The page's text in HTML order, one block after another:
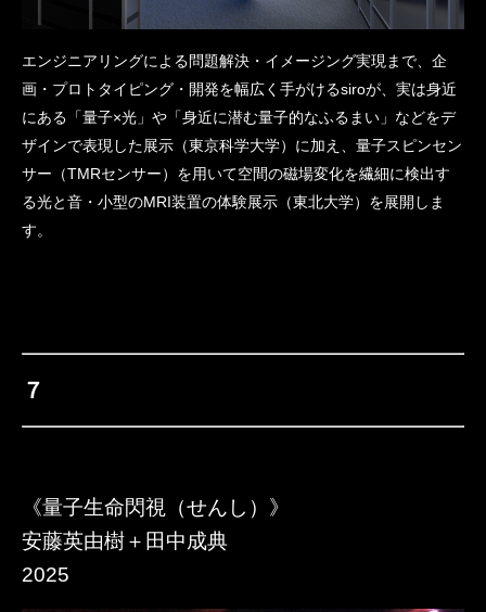
エンジニアリングによる問題解決・イメージング実現まで、企
画・プロトタイピング・開発を幅広く手がけるsiroが、実は身近
にある「量子×光」や「身近に潜む量子的なふるまい」などをデ
ザインで表現した展示（東京科学大学）に加え、量子スピンセン
サー（TMRセンサー）を用いて空間の磁場変化を繊細に検出す
る光と音・小型のMRI装置の体験展示（東北大学）を展開しま
す。
７
《量子生命閃視（せんし）》
安藤英由樹＋田中成典
2025